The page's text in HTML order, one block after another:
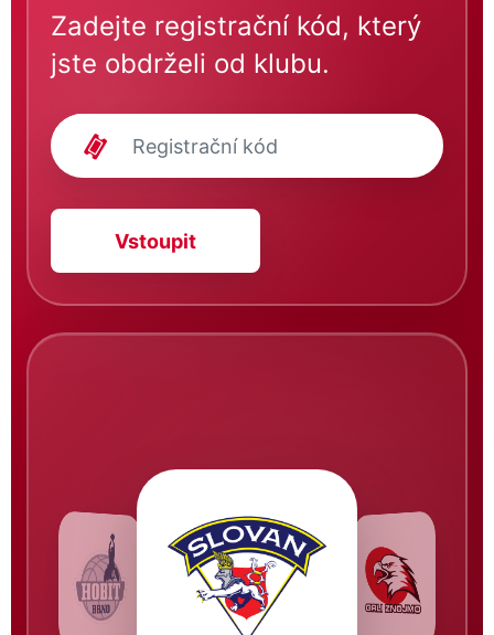
Zadejte registrační kód, který
jste obdrželi od klubu.
Vstoupit